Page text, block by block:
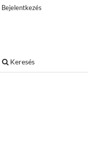
Keresés
Bejelentkezés